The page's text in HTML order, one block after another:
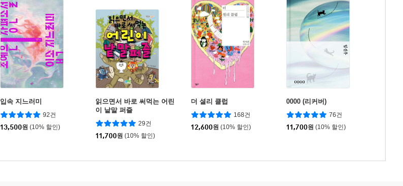
입속 지느러미
92건
13,500원 (10% 할인)
읽으면서 바로 써먹는 어린
이 낱말 퍼즐
29건
11,700원 (10% 할인)
더 셜리 클럽
168건
12,600원 (10% 할인)
0000 (리커버)
76건
11,700원 (10% 할인)